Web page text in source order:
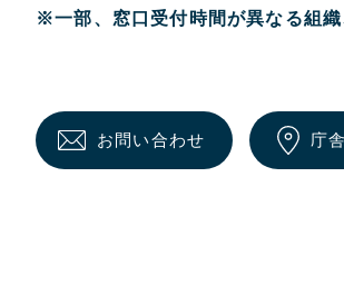
※一部、窓口受付時間が異なる組織
お問い合わせ 庁